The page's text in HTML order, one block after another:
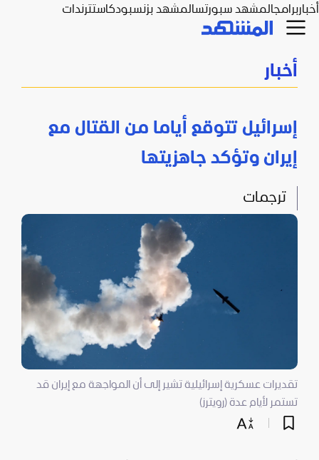
أخباربرامجالمشهد سبورتسالمشهد بزنسبودكاستترندات
أخبار
إسرائيل تتوقع أياما من القتال مع
إيران وتؤكد جاهزيتها
ترجمات
تقديرات عسكرية إسرائيلية تشير إلى أن المواجهة مع إيران قد
تستمر لأيام عدة (رويترز)